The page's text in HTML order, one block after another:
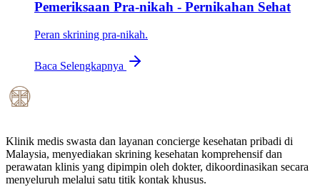
Pemeriksaan Pra-nikah - Pernikahan Sehat
Peran skrining pra-nikah.
Baca Selengkapnya
Klinik medis swasta dan layanan concierge kesehatan pribadi di
Malaysia, menyediakan skrining kesehatan komprehensif dan
perawatan klinis yang dipimpin oleh dokter, dikoordinasikan secara
menyeluruh melalui satu titik kontak khusus.